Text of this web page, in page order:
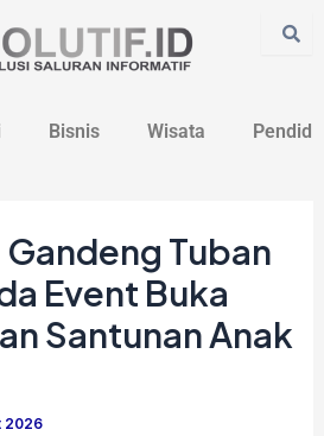
Bisnis Wisata
Gandeng Tuban
Event Buka
Santunan Anak
2026